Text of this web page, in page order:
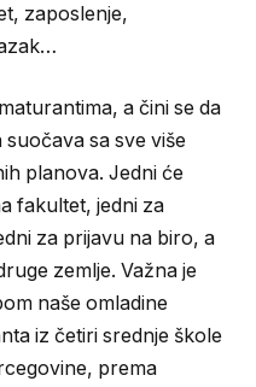
zaposlenje,
a čini se da
sa sve više
planova. Jedni će
fakultet, jedni za
za prijavu na biro, a
zemlje. Važna je
naše omladine
iz četiri srednje škole
prema